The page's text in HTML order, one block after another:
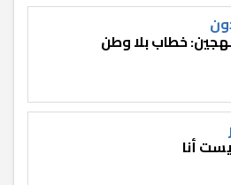
خطاب بلا وطن
أنا